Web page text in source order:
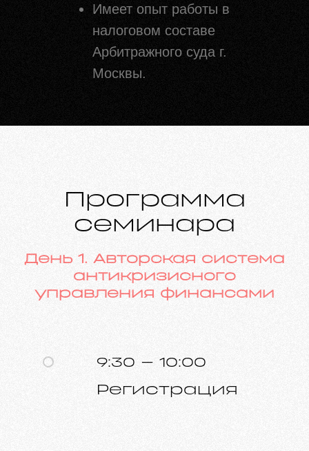
Имеет опыт работы в
налоговом составе
Арбитражного суда г.
Москвы.
Программа
семинара
День 1. Авторская система
антикризисного
управления финансами
9:30 – 10:00
Регистрация